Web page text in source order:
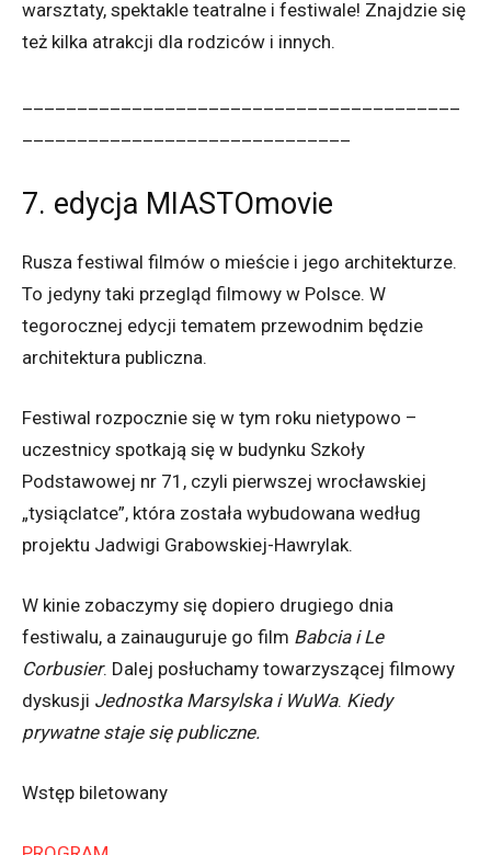
warsztaty, spektakle teatralne i festiwale! Znajdzie się
też kilka atrakcji dla rodziców i innych.
7. edycja MIASTOmovie
Rusza festiwal filmów o mieście i jego architekturze.
To jedyny taki przegląd filmowy w Polsce. W
tegorocznej edycji tematem przewodnim będzie
architektura publiczna.
Festiwal rozpocznie się w tym roku nietypowo –
uczestnicy spotkają się w budynku Szkoły
Podstawowej nr 71, czyli pierwszej wrocławskiej
„tysiąclatce”, która została wybudowana według
projektu Jadwigi Grabowskiej-Hawrylak.
W kinie zobaczymy się dopiero drugiego dnia
festiwalu, a zainauguruje go film Babcia i Le
Corbusier. Dalej posłuchamy towarzyszącej filmowy
dyskusji Jednostka Marsylska i WuWa. Kiedy
prywatne staje się publiczne.
Wstęp biletowany